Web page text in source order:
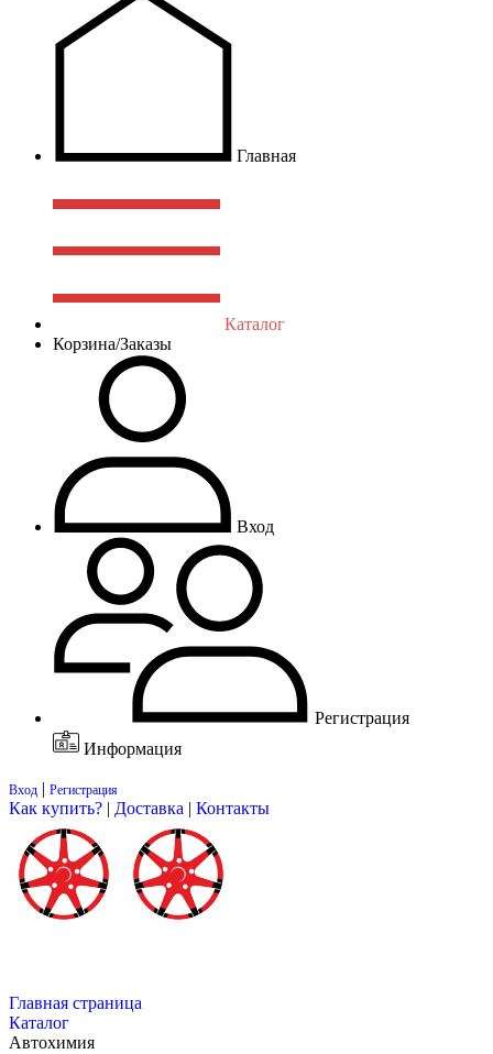
Главная
Каталог
Корзина/Заказы
Вход
Регистрация
Информация
Вход | Регистрация
Как купить? | Доставка | Контакты
Главная страница
Каталог
Автохимия